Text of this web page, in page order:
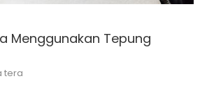
Menggunakan Tepung
tera